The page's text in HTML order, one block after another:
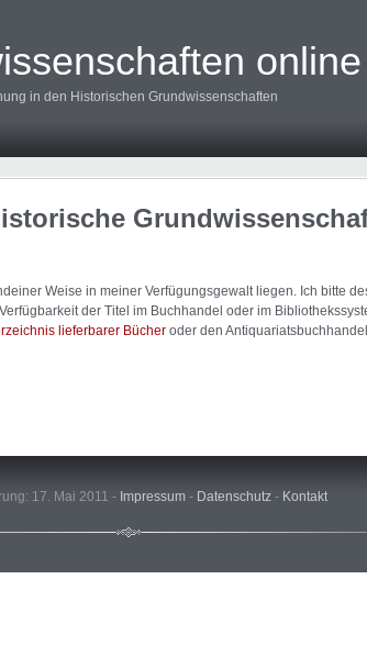
online
in den Historischen Grundwissenschaften
Weise in meiner Verfügungsgewalt liegen. Ich bitte
der Titel im Buchhandel oder im
lieferbarer Bücher oder den
17. Mai 2011 - Impressum - Datenschutz - Kontakt